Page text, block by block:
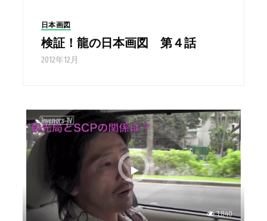
日本画図
検証！龍の日本画図 第４話
2012年12月
1,840